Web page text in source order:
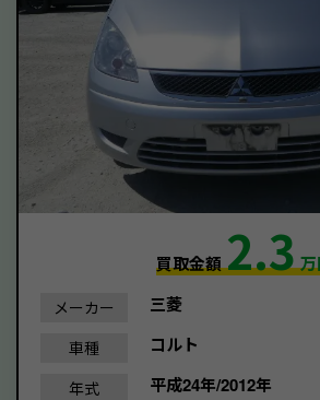
買取金額2.3
メーカー 三菱
車種 コルト
年式 平成24年/2012年